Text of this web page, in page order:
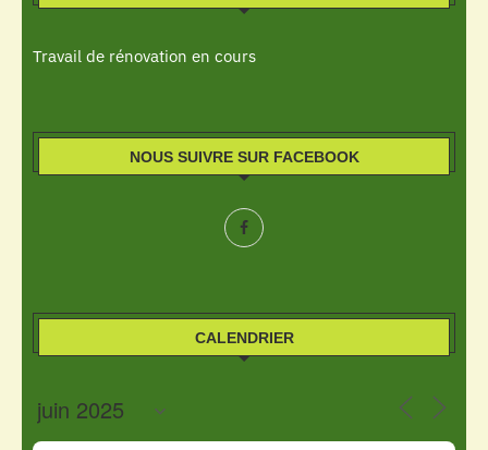
Travail de rénovation en cours
NOUS SUIVRE SUR FACEBOOK
CALENDRIER